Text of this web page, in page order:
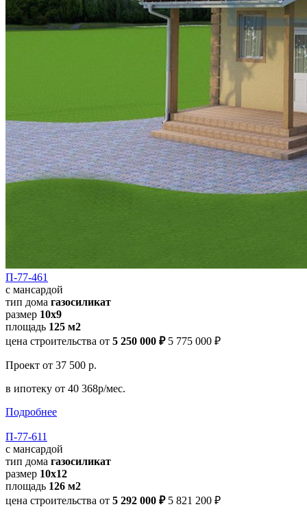
П-77-461
с мансардой
тип дома газосиликат
размер 10х9
площадь 125 м2
цена строительства от 5 250 000 ₽ 5 775 000 ₽
Проект от 37 500 р.
в ипотеку от 40 368р/мес.
Подробнее
П-77-611
с мансардой
тип дома газосиликат
размер 10x12
площадь 126 м2
цена строительства от 5 292 000 ₽ 5 821 200 ₽